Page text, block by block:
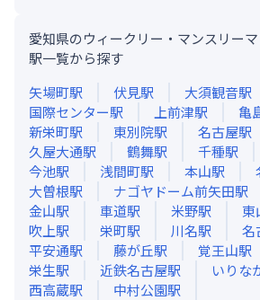
愛知県のウィークリー・マンスリー
駅一覧から探す
矢場町駅 伏見駅 大須観音駅
国際センター駅 上前津駅 亀
新栄町駅 東別院駅 名古屋駅
久屋大通駅 鶴舞駅 千種駅
今池駅 浅間町駅 本山駅
大曽根駅 ナゴヤドーム前矢田駅
金山駅 車道駅 米野駅 東
吹上駅 栄町駅 川名駅 名
平安通駅 藤が丘駅 覚王山駅
栄生駅 近鉄名古屋駅 いりな
西高蔵駅 中村公園駅